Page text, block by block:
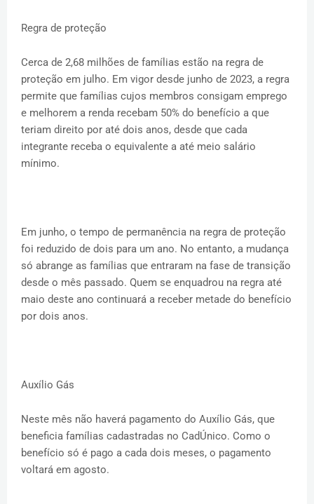
Regra de proteção
Cerca de 2,68 milhões de famílias estão na regra de
proteção em julho. Em vigor desde junho de 2023, a regra
permite que famílias cujos membros consigam emprego
e melhorem a renda recebam 50% do benefício a que
teriam direito por até dois anos, desde que cada
integrante receba o equivalente a até meio salário
mínimo.
Em junho, o tempo de permanência na regra de proteção
foi reduzido de dois para um ano. No entanto, a mudança
só abrange as famílias que entraram na fase de transição
desde o mês passado. Quem se enquadrou na regra até
maio deste ano continuará a receber metade do benefício
por dois anos.
Auxílio Gás
Neste mês não haverá pagamento do Auxílio Gás, que
beneficia famílias cadastradas no CadÚnico. Como o
benefício só é pago a cada dois meses, o pagamento
voltará em agosto.